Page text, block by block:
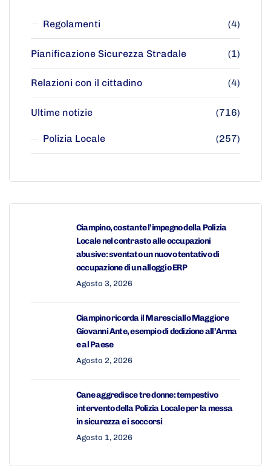
Regolamenti (4)
Pianificazione Sicurezza Stradale (1)
Relazioni con il cittadino (4)
Ultime notizie (716)
Polizia Locale (257)
Ciampino, costante l’impegno della Polizia
Locale nel contrasto alle occupazioni
abusive: sventato un nuovo tentativo di
occupazione di un alloggio ERP
Agosto 3, 2026
Ciampino ricorda il Maresciallo Maggiore
Giovanni Ante, esempio di dedizione all’Arma
e al Paese
Agosto 2, 2026
Cane aggredisce tre donne: tempestivo
intervento della Polizia Locale per la messa
in sicurezza e i soccorsi
Agosto 1, 2026